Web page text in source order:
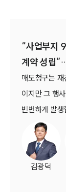
보아 원심판
선고 2023두
“사업부지
계약 성립
매도청구는
이지만 그 행
빈번하게 발
구권 행사 요
이상의 구체
표시가 도달
한다고 판단
김광덕